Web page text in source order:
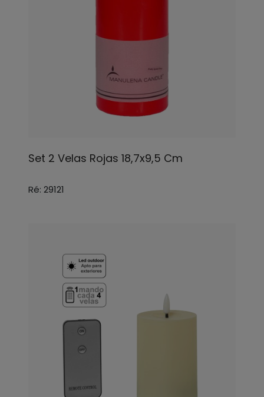
Set 2 Velas Rojas 18,7x9,5 Cm
Ré: 29121